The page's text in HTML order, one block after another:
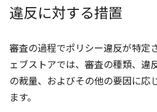
違反に対する措置
審査の過程でポリシー違反が特定
ェブストアでは、審査の種類、違
の裁量、およびその他の要因に応
ます。